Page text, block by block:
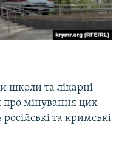
школи та лікарні
про мінування цих
та кримські